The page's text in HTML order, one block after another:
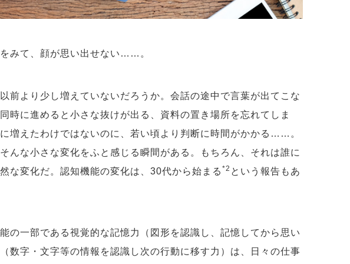
をみて、顔が思い出せない……。
前より少し増えていないだろうか。会話の途中で言葉が出てこな
時に進めると小さな抜けが出る、資料の置き場所を忘れてしま
増えたわけではないのに、若い頃より判断に時間がかかる……。
んな小さな変化をふと感じる瞬間がある。もちろん、それは誰に
な変化だ。認知機能の変化は、30代から始まる *2 という報告もあ
の一部である視覚的な記憶力（図形を認識し、記憶してから思い
数字・文字等の情報を認識し次の行動に移す力）は、日々の仕事